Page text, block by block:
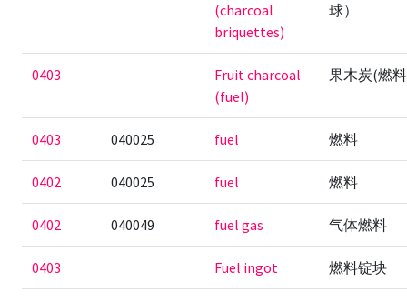
(charcoal
briquettes)
球）
0403
Fruit charcoal
(fuel)
果木炭(燃
0403 040025 fuel 燃料
0402 040025 fuel 燃料
0402 040049 fuel gas 气体燃料
0403 Fuel ingot 燃料锭块